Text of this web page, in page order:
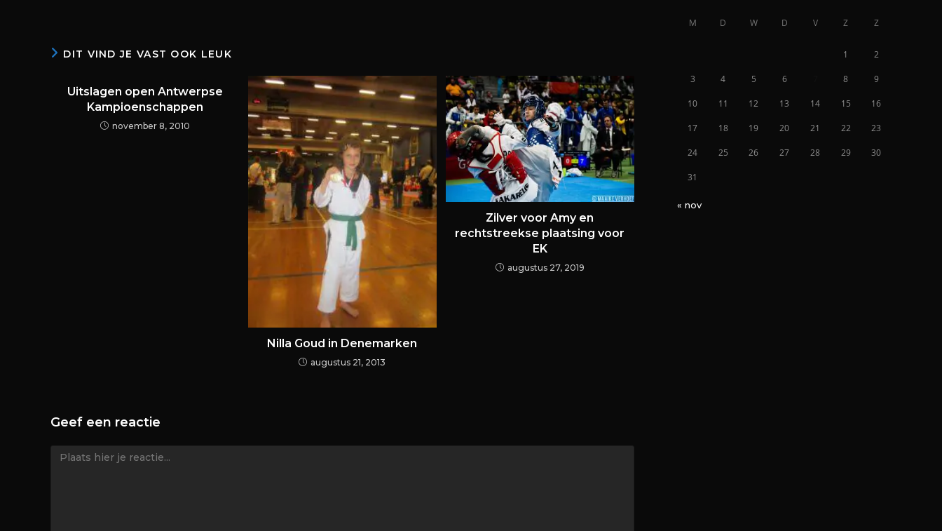
DIT VIND JE VAST OOK LEUK
Uitslagen open Antwerpse
Kampioenschappen
november 8, 2010
Nilla Goud in Denemarken
augustus 21, 2013
Zilver voor Amy en
rechtstreekse plaatsing voor
EK
augustus 27, 2019
Geef een reactie
M D W D V Z Z
1 2
3 4 5 6 8 9
10 11 12 13 14 15 16
17 18 19 20 21 22 23
24 25 26 27 28 29 30
31
« nov